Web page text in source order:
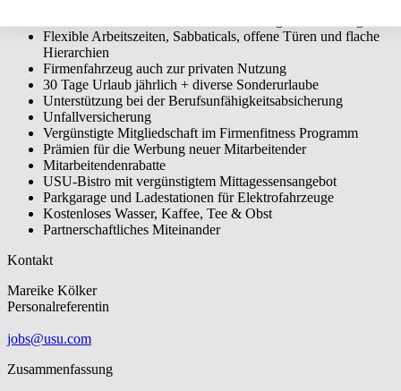
Flexible Arbeitszeiten, Sabbaticals, offene Türen und flache
Hierarchien
Firmenfahrzeug auch zur privaten Nutzung
30 Tage Urlaub jährlich + diverse Sonderurlaube
Unterstützung bei der Berufsunfähigkeitsabsicherung
Unfallversicherung
Vergünstigte Mitgliedschaft im Firmenfitness Programm
Prämien für die Werbung neuer Mitarbeitender
Mitarbeitendenrabatte
USU-Bistro mit vergünstigtem Mittagessensangebot
Parkgarage und Ladestationen für Elektrofahrzeuge
Kostenloses Wasser, Kaffee, Tee & Obst
Partnerschaftliches Miteinander
Kontakt
Mareike Kölker
Personalreferentin
jobs@usu.com
Zusammenfassung